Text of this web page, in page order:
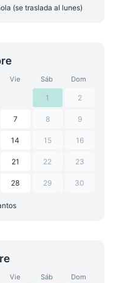
(se traslada al lunes)
Vie Sáb Dom
1 2
7 8 9
14 15 16
21 22 23
28 29 30
Vie Sáb Dom